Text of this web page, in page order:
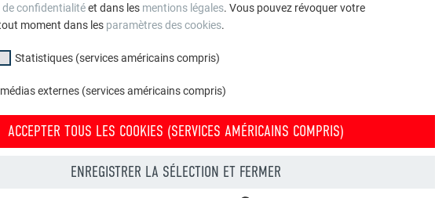
confidentialitéet dans les mentions légales. Vous pouvez révoquer votre
moment dans les paramètres des cookies.
Statistiques (services américains compris)
externes (services américains compris)
ACCEPTER TOUS LES COOKIES (SERVICES AMÉRICAINS COMPRIS)
ENREGISTRER LA SÉLECTION ET FERMER